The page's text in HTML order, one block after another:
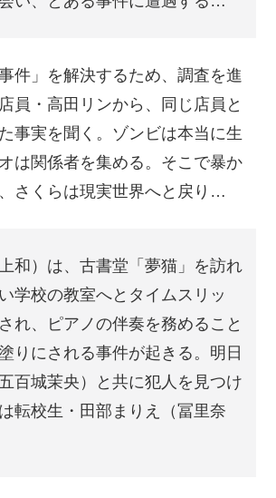
件」を解決するため、調査を進
員・高田リンから、同じ店員と
事実を聞く。ゾンビは本当に生
は関係者を集める。そこで暴か
さくらは現実世界へと戻り…
和）は、古書堂「夢猫」を訪れ
学校の教室へとタイムスリッ
れ、ピアノの伴奏を務めること
りにされる事件が起きる。明日
百城茉央）と共に犯人を見つけ
転校生・田部まりえ（冨里奈